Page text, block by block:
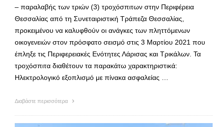
– παραλαβής των τριών (3) τροχόσπιτων στην Περιφέρεια
Θεσσαλίας από τη Συνεταιριστική Τράπεζα Θεσσαλίας,
προκειμένου να καλυφθούν οι ανάγκες των πληττόμενων
οικογενειών στον πρόσφατο σεισμό στις 3 Μαρτίου 2021 που
έπληξε τις Περιφερειακές Ενότητες Λάρισας και Τρικάλων. Τα
τροχόσπιτα διαθέτουν τα παρακάτω χαρακτηριστικά:
Ηλεκτρολογικό εξοπλισμό με πίνακα ασφαλείας …
Διαβάστε περισσότερα